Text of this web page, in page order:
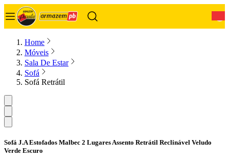
Home
Móveis
Sala De Estar
Sofá
Sofá Retrátil
Sofá J.A Estofados Malbec 2 Lugares Assento Retrátil Reclinável Veludo
Verde Escuro